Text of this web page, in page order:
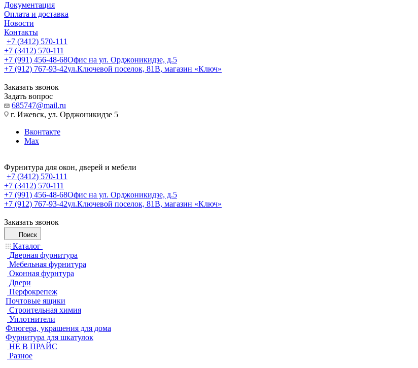
Документация
Оплата и доставка
Новости
Контакты
+7 (3412) 570-111
+7 (3412) 570-111
+7 (991) 456-48-68Офис на ул. Орджоникидзе, д.5
+7 (912) 767-93-42ул.Ключевой поселок, 81В, магазин «Ключ»
Заказать звонок
Задать вопрос
685747@mail.ru
г. Ижевск, ул. Орджоникидзе 5
Вконтакте
Max
Фурнитура для окон, дверей и мебели
+7 (3412) 570-111
+7 (3412) 570-111
+7 (991) 456-48-68Офис на ул. Орджоникидзе, д.5
+7 (912) 767-93-42ул.Ключевой поселок, 81В, магазин «Ключ»
Заказать звонок
Поиск
Каталог
Дверная фурнитура
Мебельная фурнитура
Оконная фурнтура
Двери
Перфокрепеж
Почтовые ящики
Строительная химия
Уплотнители
Флюгера, украшения для дома
Фурнитура для шкатулок
НЕ В ПРАЙС
Разное